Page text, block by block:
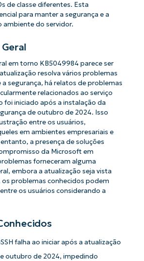
de classe diferentes. Esta
para manter a segurança e a
ambiente do servidor.
em torno KB5049984 parece ser
resolva vários problemas
segurança, há relatos de problemas
relacionados ao serviço
foi iniciado após a instalação da
de outubro de 2024. Isso
entre os usuários,
em ambientes empresariais e
a presença de soluções
da Microsoft em
forneceram alguma
embora a atualização seja vista
os problemas conhecidos podem
os usuários considerando a
falha ao iniciar após a atualização
outubro de 2024, impedindo